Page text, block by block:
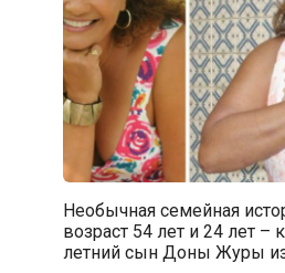
Необычная семейная
возраст 54 лет и 24 лет –
летний сын Доны Журы